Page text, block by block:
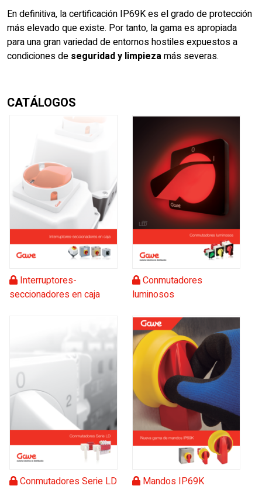
En definitiva, la certificación IP69K es el grado de protección
más elevado que existe. Por tanto, la gama es apropiada
para una gran variedad de entornos hostiles expuestos a
condiciones de seguridad y limpiezamás severas.
CATÁLOGOS
Interruptores-
seccionadores en caja
Conmutadores
luminosos
Conmutadores Serie LD Mandos IP69K